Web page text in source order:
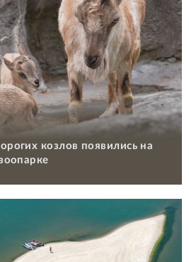
козлов появились на